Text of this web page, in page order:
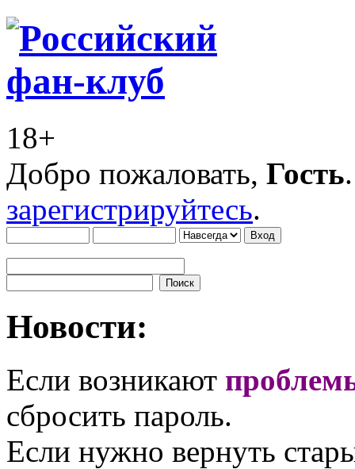
18+
Добро пожаловать, Гость
зарегистрируйтесь.
Новости:
Если возникают
сбросить пароль.
Если нужно вернуть